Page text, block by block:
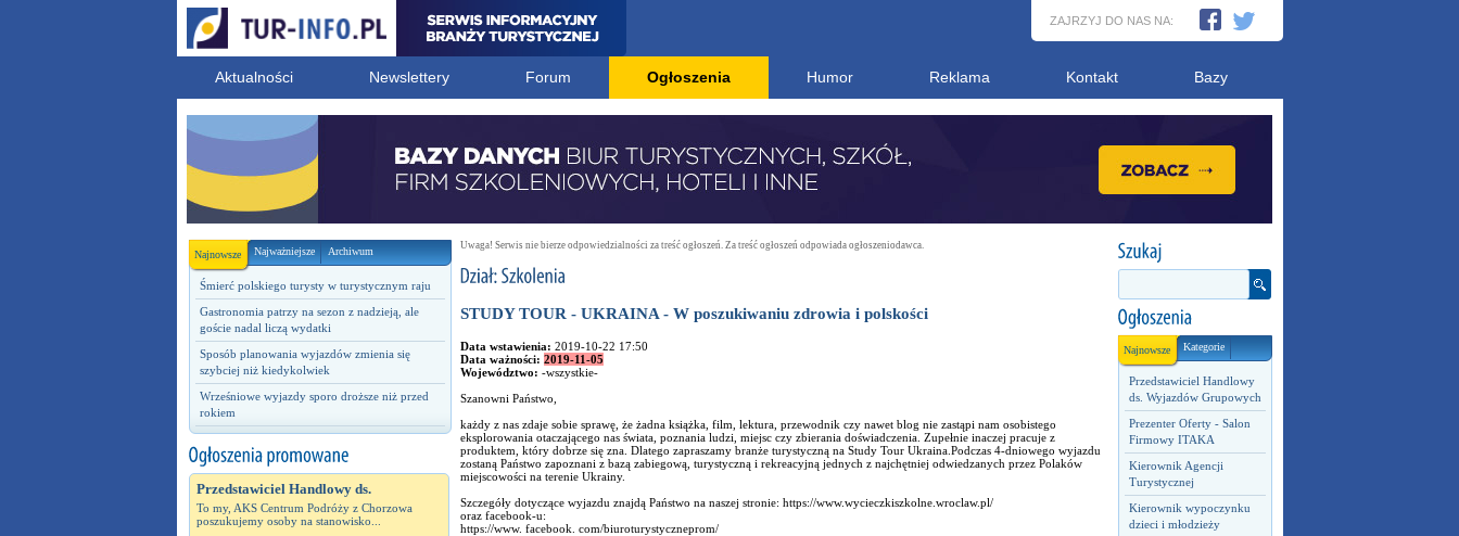
ZAJRZYJ DO NAS NA:
Aktualności Newslettery Forum Ogłoszenia Humor Reklama Kontakt Bazy
Najnowsze Najważniejsze Archiwum
Śmierć polskiego turysty w turystycznym raju
Gastronomia patrzy na sezon z nadzieją, ale
goście nadal liczą wydatki
Sposób planowania wyjazdów zmienia się
szybciej niż kiedykolwiek
Wrześniowe wyjazdy sporo droższe niż przed
rokiem
Przedstawiciel Handlowy ds.
To my, AKS Centrum Podróży z Chorzowa
poszukujemy osoby na stanowisko...
Najnowsze Kategorie
Przedstawiciel Handlowy
ds. Wyjazdów Grupowych
Prezenter Oferty - Salon
Firmowy ITAKA
Kierownik Agencji
Turystycznej
Kierownik wypoczynku
dzieci i młodzieży
Uwaga! Serwis nie bierze odpowiedzialności za treść ogłoszeń. Za treść ogłoszeń odpowiada ogłoszeniodawca.
STUDY TOUR - UKRAINA - W poszukiwaniu zdrowia i polskości
Data wstawienia: 2019-10-22 17:50
Data ważności: 2019-11-05
Województwo: -wszystkie-
Szanowni Państwo,
każdy z nas zdaje sobie sprawę, że żadna książka, film, lektura, przewodnik czy nawet blog nie zastąpi nam osobistego
eksplorowania otaczającego nas świata, poznania ludzi, miejsc czy zbierania doświadczenia. Zupełnie inaczej pracuje z
produktem, który dobrze się zna. Dlatego zapraszamy branże turystyczną na Study Tour Ukraina.Podczas 4-dniowego wyjazdu
zostaną Państwo zapoznani z bazą zabiegową, turystyczną i rekreacyjną jednych z najchętniej odwiedzanych przez Polaków
miejscowości na terenie Ukrainy.
Szczegóły dotyczące wyjazdu znajdą Państwo na naszej stronie: https://www.wycieczkiszkolne.wroclaw.pl/
oraz facebook-u:
https://www. facebook. com/biuroturystyczneprom/